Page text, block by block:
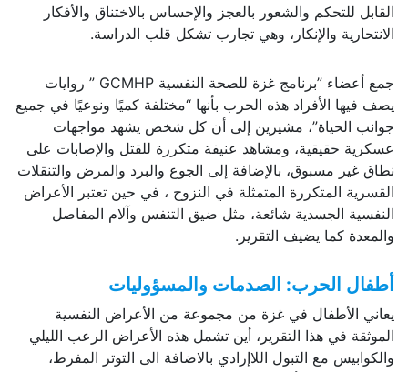
القابل للتحكم والشعور بالعجز والإحساس بالاختناق والأفكار
الانتحارية والإنكار، وهي تجارب تشكل قلب الدراسة.
جمع أعضاء ”برنامج غزة للصحة النفسية GCMHP ” روايات
يصف فيها الأفراد هذه الحرب بأنها “مختلفة كميًا ونوعيًا في جميع
جوانب الحياة”، مشيرين إلى أن كل شخص يشهد مواجهات
عسكرية حقيقية، ومشاهد عنيفة متكررة للقتل والإصابات على
نطاق غير مسبوق، بالإضافة إلى الجوع والبرد والمرض والتنقلات
القسرية المتكررة المتمثلة في النزوح ، في حين تعتبر الأعراض
النفسية الجسدية شائعة، مثل ضيق التنفس وآلام المفاصل
والمعدة كما يضيف التقرير.
أطفال الحرب: الصدمات والمسؤوليات
يعاني الأطفال في غزة من مجموعة من الأعراض النفسية
الموثقة في هذا التقرير، أين تشمل هذه الأعراض الرعب الليلي
والكوابيس مع التبول اللاإرادي بالاضافة الى التوتر المفرط،